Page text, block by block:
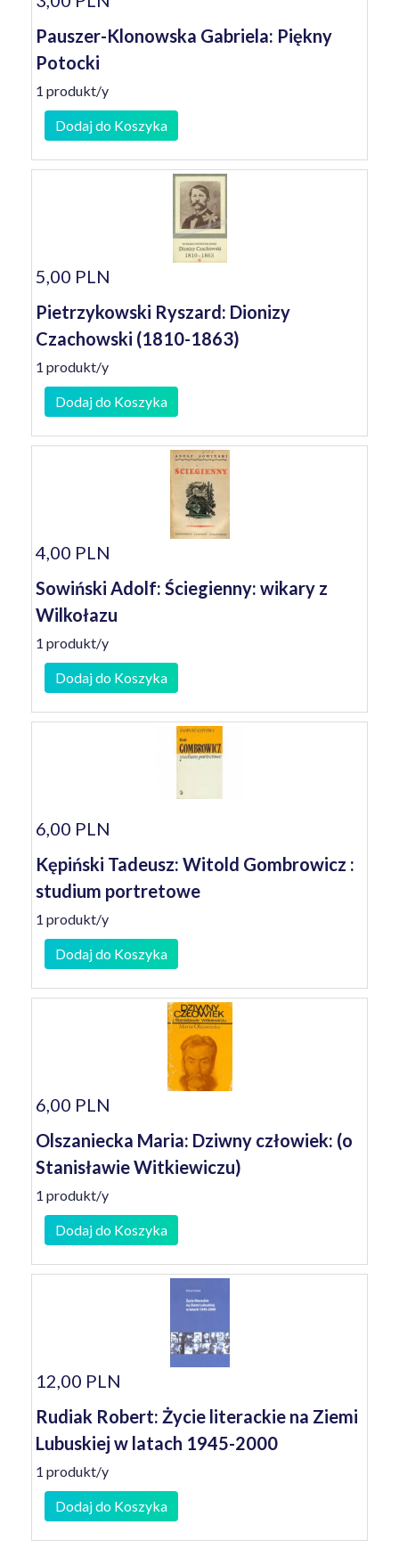
Pauszer-Klonowska Gabriela: Piękny
Potocki
1 produkt/y
Dodaj do Koszyka
5,00 PLN
Pietrzykowski Ryszard: Dionizy
Czachowski (1810-1863)
1 produkt/y
Dodaj do Koszyka
4,00 PLN
Sowiński Adolf: Ściegienny: wikary z
Wilkołazu
1 produkt/y
Dodaj do Koszyka
6,00 PLN
Kępiński Tadeusz: Witold Gombrowicz :
studium portretowe
1 produkt/y
Dodaj do Koszyka
6,00 PLN
Olszaniecka Maria: Dziwny człowiek: (o
Stanisławie Witkiewiczu)
1 produkt/y
Dodaj do Koszyka
12,00 PLN
Rudiak Robert: Życie literackie na Ziemi
Lubuskiej w latach 1945-2000
1 produkt/y
Dodaj do Koszyka